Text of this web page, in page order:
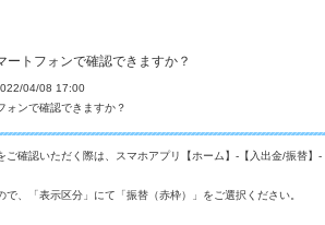
ートフォンで確認できますか？
04/08 17:00
ォンで確認できますか？
ご確認いただく際は、スマホアプリ【ホーム】-【入出金/振替】
で、「表示区分」にて「振替（赤枠）」をご選択ください。